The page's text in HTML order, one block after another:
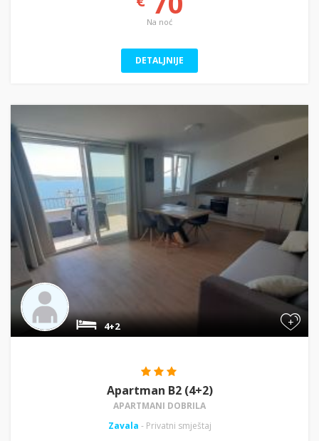
Na noć
DETALJNIJE
+
4+2
Apartman B2 (4+2)
APARTMANI DOBRILA
Zavala - Privatni smještaj